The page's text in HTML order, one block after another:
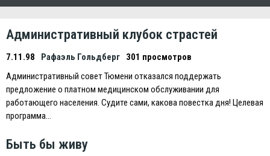
Административный клубок страстей
7.11.98 Рафаэль Гольдберг
301 просмотров
Административный совет Тюмени отказался поддержать
предложение о платном медицинском обслуживании для
работающего населения. Судите сами, какова повестка дня! Целевая
программа…
Быть бы живу